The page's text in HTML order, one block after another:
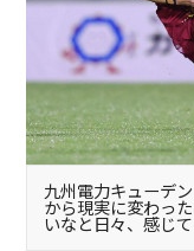
九州電力キューデ
から現実に変わっ
いなと日々、感じ